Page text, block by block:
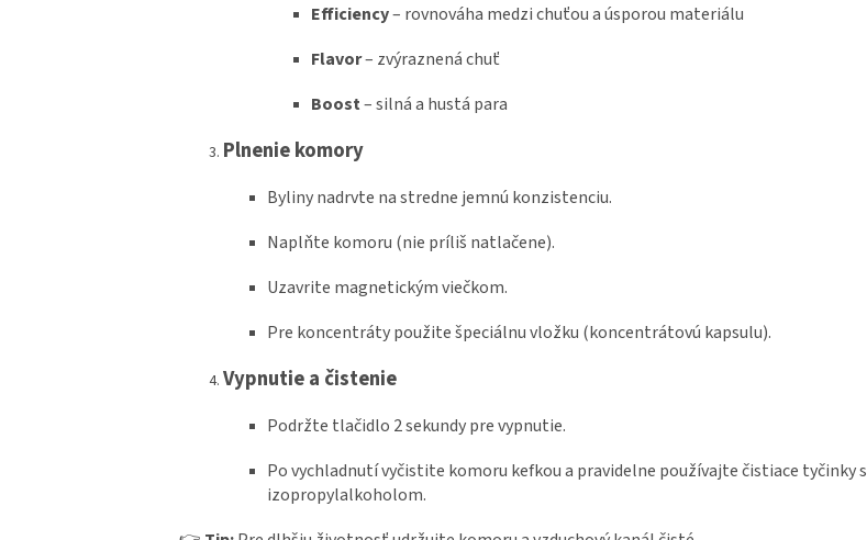
Efficiency– rovnováha medzi chuťou a úsporou materiálu
Flavor– zvýraznená chuť
Boost– silná a hustá para
Plnenie komory
Byliny nadrvte na stredne jemnú konzistenciu.
Naplňte komoru (nie príliš natlačene).
Uzavrite magnetickým viečkom.
Pre koncentráty použite špeciálnu vložku (koncentrátovú kapsulu).
Vypnutie a čistenie
Podržte tlačidlo 2 sekundy pre vypnutie.
Po vychladnutí vyčistite komoru kefkou a pravidelne používajte čistiace tyčinky s
izopropylalkoholom.